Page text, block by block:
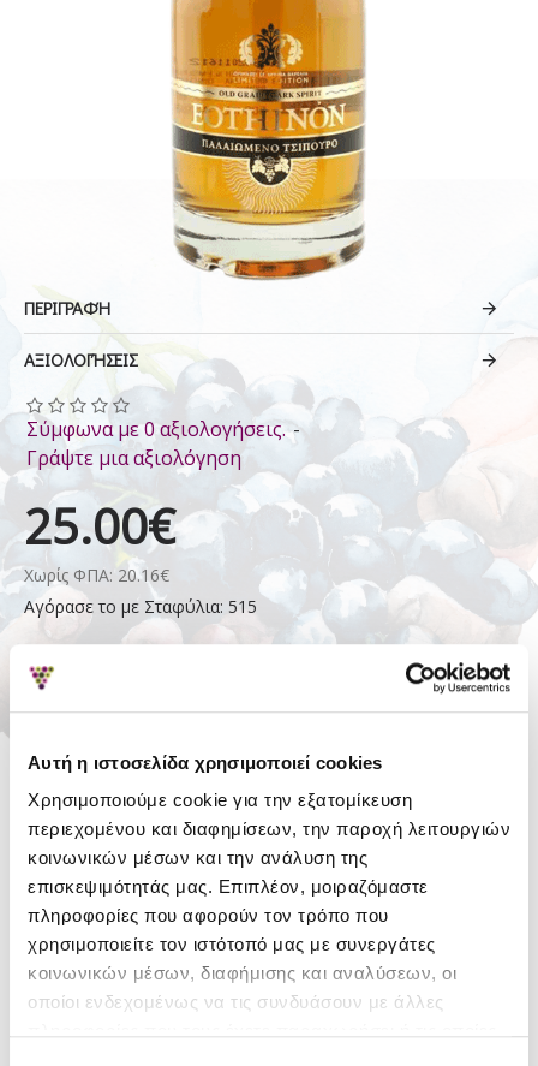
Αυτή η ιστοσελίδα χρησιμοποιεί cookies
Χρησιμοποιούμε cookie για την εξατομίκευση
περιεχομένου και διαφημίσεων, την παροχή λειτουργιών
κοινωνικών μέσων και την ανάλυση της
επισκεψιμότητάς μας. Επιπλέον, μοιραζόμαστε
πληροφορίες που αφορούν τον τρόπο που
χρησιμοποιείτε τον ιστότοπό μας με συνεργάτες
κοινωνικών μέσων, διαφήμισης και αναλύσεων, οι
οποίοι ενδεχομένως να τις συνδυάσουν με άλλες
ΠΕΡΙΓΡΑΦΉ
ΑΞΙΟΛΟΓΉΣΕΙΣ
Απόθεμα:Διαθέσιμο
Κερδίζετε Σταφύλια: 8
Οινοποιία
Θράκης
Σύμφωνα με 0 αξιολογήσεις. -
Γράψτε μια αξιολόγηση
25.00€
Χωρίς ΦΠΑ: 20.16€
Αγόρασε το με Σταφύλια: 515
ΛΕΠΤΟΜΈΡΕΙΕΣ
Περιοχή
Θράκη
Ποικιλία
Cabernet Sauvignon